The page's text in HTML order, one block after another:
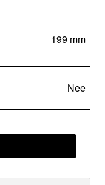
199 mm
Nee